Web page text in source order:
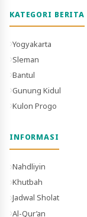
KATEGORI BERITA
Yogyakarta
Sleman
Bantul
Gunung Kidul
Kulon Progo
INFORMASI
Nahdliyin
Khutbah
Jadwal Sholat
Al-Qur’an